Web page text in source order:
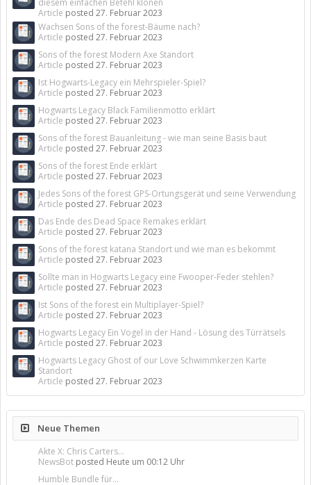
diesem einfachen Befehl klonen
Article posted 27. Februar 2023
Wachsen Sons of the forest-Bäume nach?
Article posted 27. Februar 2023
Sons of the forest Modern Axe Standort
Article posted 27. Februar 2023
Ist Hogwarts-Legacy ein Mehrspieler-Spiel?
Article posted 27. Februar 2023
Hogwarts Legacy Black Familienmotto erklärt
Article posted 27. Februar 2023
Sons of the forest Bauanleitung - wie man seine Basis baut
Article posted 27. Februar 2023
Sons of the forest Ende erklärt
Article posted 27. Februar 2023
Jedes Sons of the forest GPS-Ortungsgerät und seine Verwendung
Article posted 27. Februar 2023
Das Ende des Dead Space Remakes erklärt
Article posted 27. Februar 2023
Sons of the forest katana Standort und wie man es bekommt
Article posted 27. Februar 2023
Sollte man in Hogwarts Legacy eine Fwooper-Feder stehlen?
Article posted 27. Februar 2023
Ist Sons of the forest ein Multiplayer-Spiel?
Article posted 27. Februar 2023
Hogwarts Legacy Ein Vogel in der Hand - Lösung des Türrätsels
Article posted 27. Februar 2023
Hogwarts Legacy Ghost of our Love Schwimmkerzen Karte
Standort
Article posted 27. Februar 2023
Neue Themen
Akte X: Chris Carters...
NewsBot posted Heute um 00:12 Uhr
Humble Bundle für...